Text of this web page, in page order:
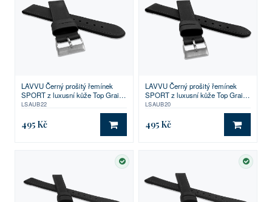
LAVVU Černý prošitý řemínek
SPORT z luxusní kůže Top Grain -
22
LSAUB22
495 Kč DO KOŠÍKU
LAVVU Černý prošitý řemínek
SPORT z luxusní kůže Top Grain -
20
LSAUB20
495 Kč DO
SKLADEM